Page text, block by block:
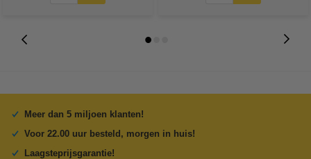
Meer dan 5 miljoen klanten!
Voor 22.00 uur besteld, morgen in huis!
Laagsteprijsgarantie!